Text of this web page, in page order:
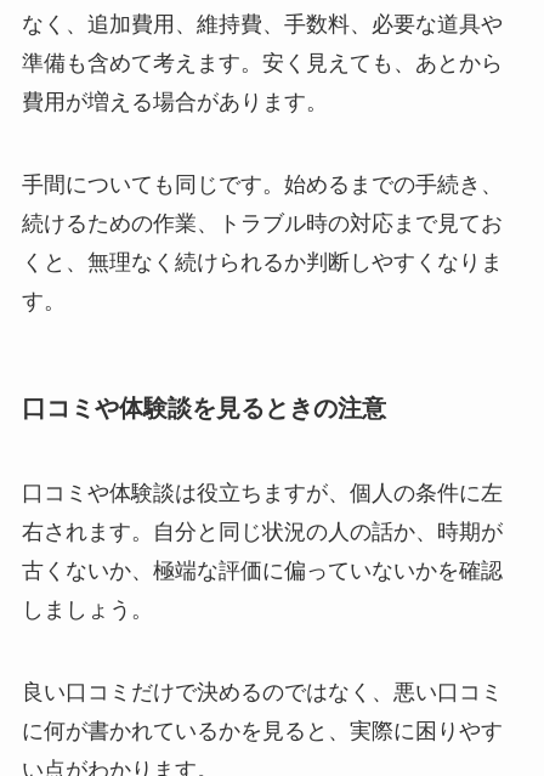
なく、追加費用、維持費、手数料、必要な道具や
準備も含めて考えます。安く見えても、あとから
費用が増える場合があります。
手間についても同じです。始めるまでの手続き、
続けるための作業、トラブル時の対応まで見てお
くと、無理なく続けられるか判断しやすくなりま
す。
口コミや体験談を見るときの注意
口コミや体験談は役立ちますが、個人の条件に左
右されます。自分と同じ状況の人の話か、時期が
古くないか、極端な評価に偏っていないかを確認
しましょう。
良い口コミだけで決めるのではなく、悪い口コミ
に何が書かれているかを見ると、実際に困りやす
い点がわかります。